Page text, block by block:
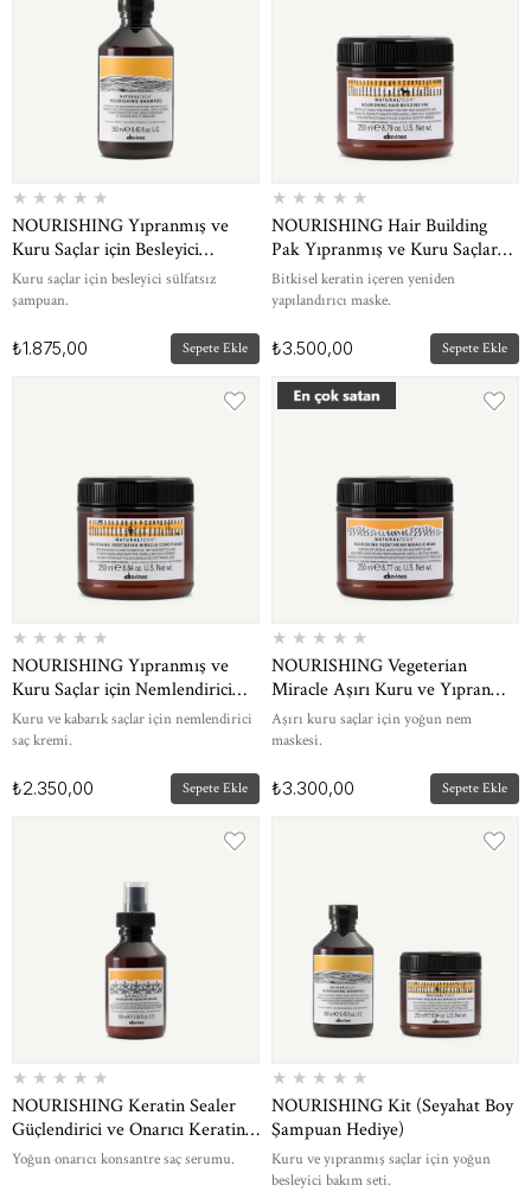
★ ★ ★ ★ ★
NOURISHING Yıpranmış ve
Kuru Saçlar için Besleyici
Şampuan 250 ml
Kuru saçlar için besleyici sülfatsız
şampuan.
₺1.875,00 Sepete Ekle
★ ★ ★ ★ ★
NOURISHING Hair Building
Pak Yıpranmış ve Kuru Saçlar
için Yeniden Yapılandırıcı Saç
Maskesi 250 ml
Bitkisel keratin içeren yeniden
yapılandırıcı maske.
₺3.500,00 Sepete Ekle
★ ★ ★ ★ ★
NOURISHING Yıpranmış ve
Kuru Saçlar için Nemlendirici
Saç Kremi 250 ml
Kuru ve kabarık saçlar için nemlendirici
saç kremi.
₺2.350,00 Sepete Ekle
★ ★ ★ ★ ★
NOURISHING Vegeterian
Miracle Aşırı Kuru ve Yıpranmış
Saçlar İçin Yoğun Nemlendirici
Saç Maskesi 250 ml
Aşırı kuru saçlar için yoğun nem
maskesi.
₺3.300,00 Sepete Ekle
★ ★ ★ ★ ★
NOURISHING Keratin Sealer
Güçlendirici ve Onarıcı Keratin
Bakım Serumu 100 ml
Yoğun onarıcı konsantre saç serumu.
★ ★ ★ ★ ★
NOURISHING Kit (Seyahat Boy
Şampuan Hediye)
Kuru ve yıpranmış saçlar için yoğun
besleyici bakım seti.